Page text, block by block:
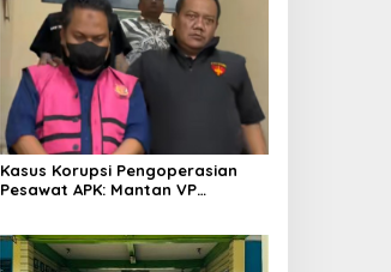
Kasus Korupsi Pengoperasian
Pesawat APK: Mantan VP